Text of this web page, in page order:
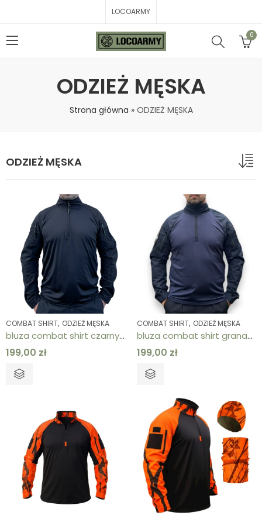
LOCOARMY
0
ODZIEŻ MĘSKA
Strona główna » ODZIEŻ MĘSKA
ODZIEŻ MĘSKA
COMBAT SHIRT, ODZIEŻ MĘSKA
bluza combat shirt czarny męski
199,00 zł
COMBAT SHIRT, ODZIEŻ MĘSKA
bluza combat shirt granatowy męski
199,00 zł